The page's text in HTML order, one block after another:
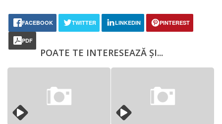
FACEBOOK TWITTER LINKEDIN PINTEREST
PDF
POATE TE INTERESEAZĂ ȘI...